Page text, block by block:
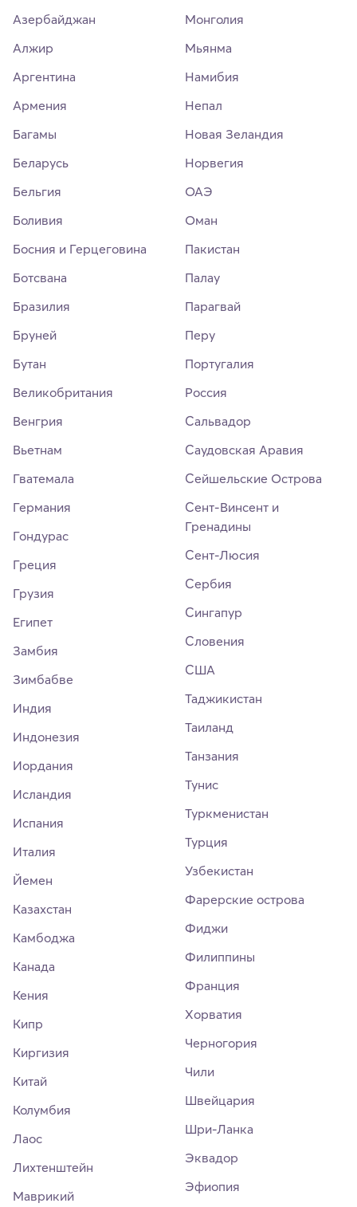
Азербайджан
Алжир
Аргентина
Армения
Багамы
Беларусь
Бельгия
Боливия
Босния и Герцеговина
Ботсвана
Бразилия
Бруней
Бутан
Великобритания
Венгрия
Вьетнам
Гватемала
Германия
Гондурас
Греция
Грузия
Египет
Замбия
Зимбабве
Индия
Индонезия
Иордания
Исландия
Испания
Италия
Йемен
Казахстан
Камбоджа
Канада
Кения
Кипр
Киргизия
Китай
Колумбия
Лаос
Лихтенштейн
Маврикий
Монголия
Мьянма
Намибия
Непал
Новая Зеландия
Норвегия
ОАЭ
Оман
Пакистан
Палау
Парагвай
Перу
Португалия
Россия
Сальвадор
Саудовская Аравия
Сейшельские Острова
Сент-Винсент и
Гренадины
Сент-Люсия
Сербия
Сингапур
Словения
США
Таджикистан
Таиланд
Танзания
Тунис
Туркменистан
Турция
Узбекистан
Фарерские острова
Фиджи
Филиппины
Франция
Хорватия
Черногория
Чили
Швейцария
Шри-Ланка
Эквадор
Эфиопия